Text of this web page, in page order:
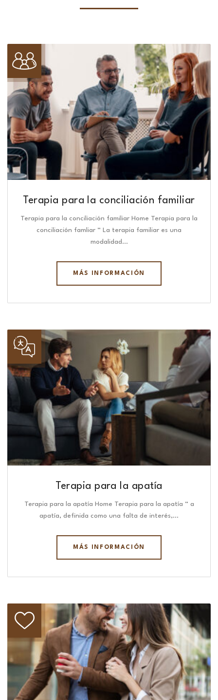
Terapia para la conciliación familiar
Terapia para la conciliación familiar Home Terapia para la
conciliación famliar “ La terapia familiar es una
modalidad…
MÁS INFORMACIÓN
Terapia para la apatía
Terapia para la apatía Home Terapia para la apatía “ a
apatía, definida como una falta de interés,…
MÁS INFORMACIÓN